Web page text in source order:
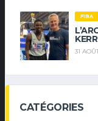
FIBA
KERR
31
CATÉGORIES